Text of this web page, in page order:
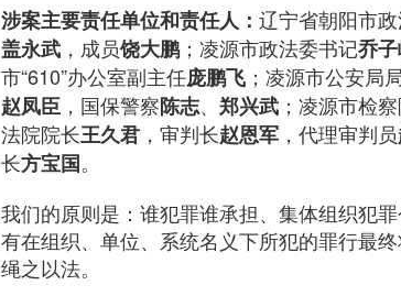
涉案主要责任单位和责任人： 辽宁省朝阳市
盖永武 ，成员饶大鹏；凌源市政法委书记乔
市“610”办公室副主任庞鹏飞 ；凌源市公安局
赵凤臣 ，国保警察陈志、 郑兴武 ；凌源市检
法院院长王久君 ，审判长赵恩军 ，代理审判员
长方宝国。
我们的原则是：谁犯罪谁承担、集体组织犯
有在组织、单位、系统名义下所犯的罪行最
绳之以法。